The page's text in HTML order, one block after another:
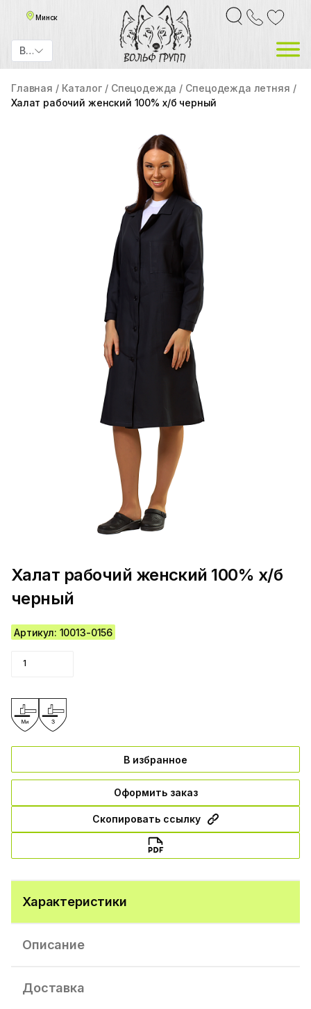
Минск
BYN
Главная Каталог Спецодежда
Спецодежда летняя
Халат рабочий женский 100% х/б черный
Халат рабочий женский 100% х/б
черный
Артикул: 10013-0156
В избранное
Оформить заказ
Скопировать ссылку
Характеристики
Описание
Доставка